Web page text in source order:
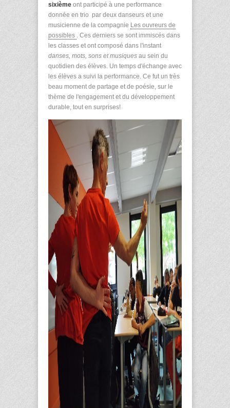
sixième ont participé à une performance
donnée en trio par deux danseurs et une
musicienne de la compagnie Les ouvreurs de
possibles
. Ces derniers se sont immiscés dans
les classes et ont composé dans l'instant
danses, mots, sons et musiques au sein du
quotidien des élèves. Un temps d'échange avec
les élèves a suivi la performance. Ce fut un très
beau moment de partage et de poésie, sur le
thème de l'engagement et du développement
durable, tout en surprises!